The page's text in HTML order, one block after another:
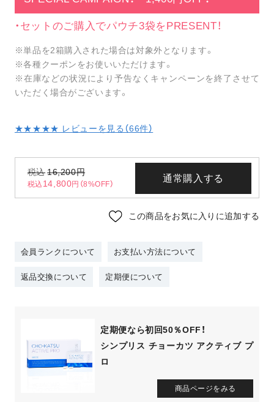
・セットのご購入でパウチ3袋をPRESENT！
※単品を2箱購入された場合は対象外となります。
※各種クーポンをお使いいただけます。
※在庫などの状況により予告なくキャンペーンを終了させて
いただく場合がございます。
★★★★★ レビューを見る（66件）
税込16,200円
税込 14,800円（8%OFF）
通常購入する
この商品をお気に入りに追加する
会員ランクについて お支払い方法について
返品交換について 定期便について
定期便なら初回50％OFF！
シンプリス チョーカツ アクティブ プ
ロ
商品ページをみる